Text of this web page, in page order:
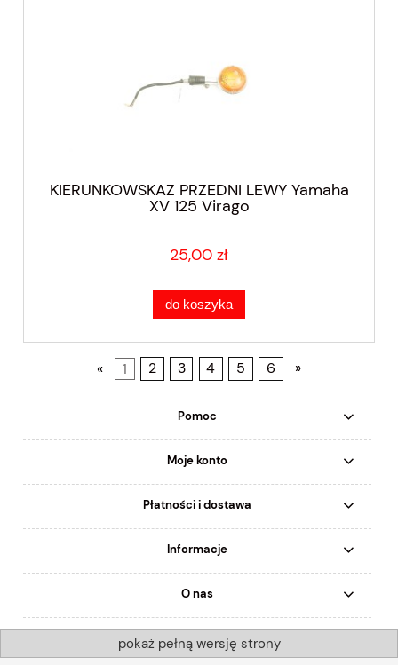
KIERUNKOWSKAZ PRZEDNI LEWY Yamaha
XV 125 Virago
25,00 zł
do koszyka
« 1 2 3 4 5 6 »
Pomoc
Moje konto
Płatności i dostawa
Informacje
O nas
pokaż pełną wersję strony